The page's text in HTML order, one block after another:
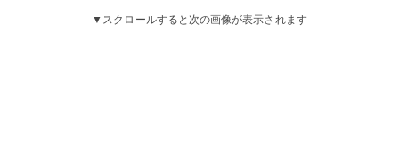
▼スクロールすると次の画像が表示されます